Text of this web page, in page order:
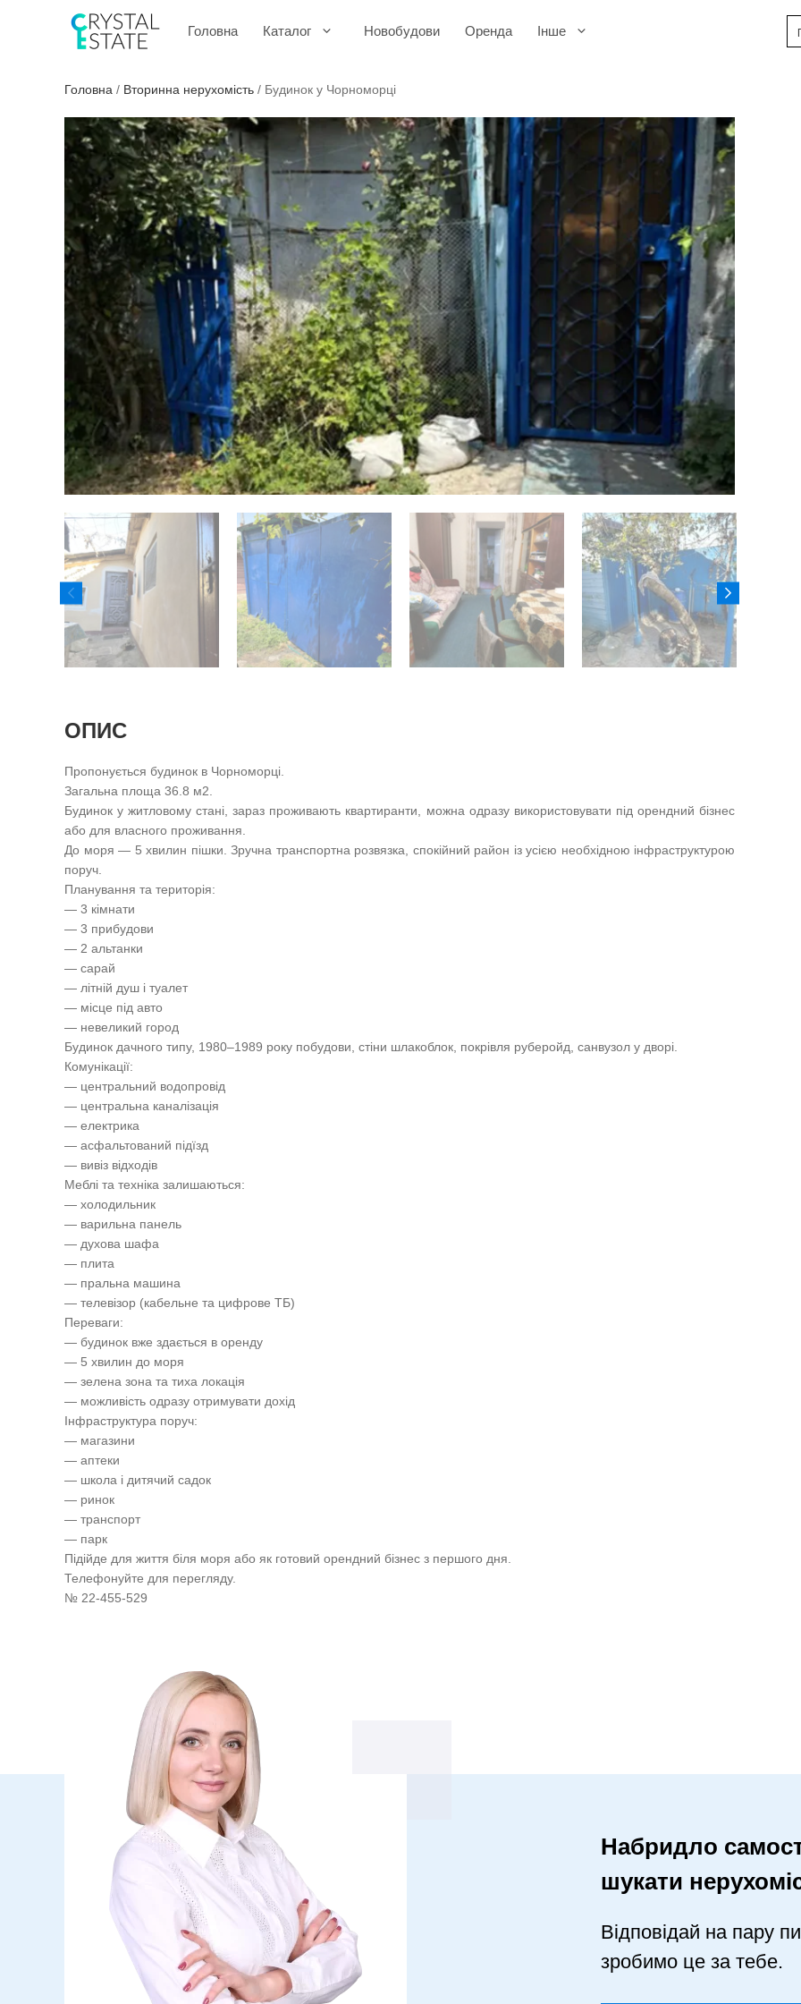
Головна Каталог Новобудови Оренда Інше
Головна / Вторинна нерухомість / Будинок у Чорноморці
ОПИС
Пропонується будинок в Чорноморці.
Загальна площа 36.8 м2.
Будинок у житловому стані, зараз проживають квартиранти, можна одразу використовувати під орендний бізнес
або для власного проживання.
До моря — 5 хвилин пішки. Зручна транспортна розвязка, спокійний район із усією необхідною інфраструктурою
поруч.
Планування та територія:
— 3 кімнати
— 3 прибудови
— 2 альтанки
— сарай
— літній душ і туалет
— місце під авто
— невеликий город
Будинок дачного типу, 1980–1989 року побудови, стіни шлакоблок, покрівля руберойд, санвузол у дворі.
Комунікації:
— центральний водопровід
— центральна каналізація
— електрика
— асфальтований підїзд
— вивіз відходів
Меблі та техніка залишаються:
— холодильник
— варильна панель
— духова шафа
— плита
— пральна машина
— телевізор (кабельне та цифрове ТБ)
Переваги:
— будинок вже здається в оренду
— 5 хвилин до моря
— зелена зона та тиха локація
— можливість одразу отримувати дохід
Інфраструктура поруч:
— магазини
— аптеки
— школа і дитячий садок
— ринок
— транспорт
— парк
Підійде для життя біля моря або як готовий орендний бізнес з першого дня.
Телефонуйте для перегляду.
№ 22-455-529
Набридло
шукати
Відповідай на пару
зробимо це за тебе.